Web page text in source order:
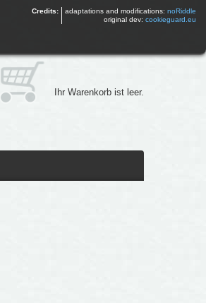
Credits: adaptations and modifications: noRiddle
original dev: cookieguard.eu
Ihr Warenkorb ist leer.